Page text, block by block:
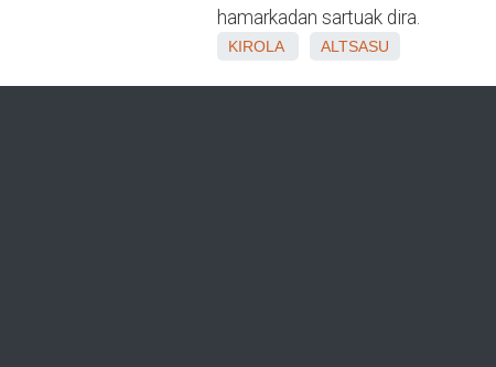
hamarkadan sartuak dira.
KIROLA ALTSASU